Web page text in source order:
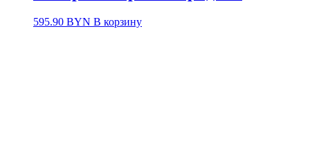
595.90 BYN В корзину